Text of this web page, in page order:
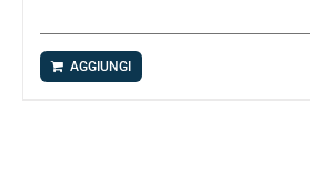
AGGIUNGI